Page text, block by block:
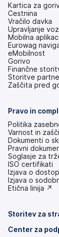
Kartica za
Cestnina
Vračilo davka
Upravljanje
Mobilna
Eurowag
eMobilnost
Gorivo
Finančne
Storitve
Zaščita pred
Pravo in
Politika
Varnost in
Dokumenti o
Pravni
Soglasje za
ISO certifikati
Izjava o
(odpre
se
zavihku)
Izjava o
(odpre
novem
Etična linija ↗
Storitev za
Center za